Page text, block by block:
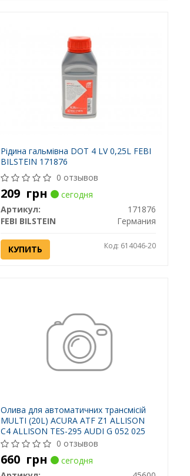
Рідина гальмівна DOT 4 LV 0,25L FEBI
BILSTEIN 171876
0 отзывов
209 грн
сегодня
Артикул:
171876
FEBI BILSTEIN
Германия
КУПИТЬ Код: 614046-20
Олива для автоматичних трансмісій
MULTI (20L) ACURA ATF Z1 ALLISON
C4 ALLISON TES-295 AUDI G 052 025
AUDI G 052 162 AUDI G 052 533 AUDI
025 AUDI TIP-TRON
0 отзывов
660 грн
сегодня